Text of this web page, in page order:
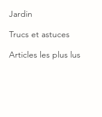
Jardin
Trucs et astuces
Articles les plus lus